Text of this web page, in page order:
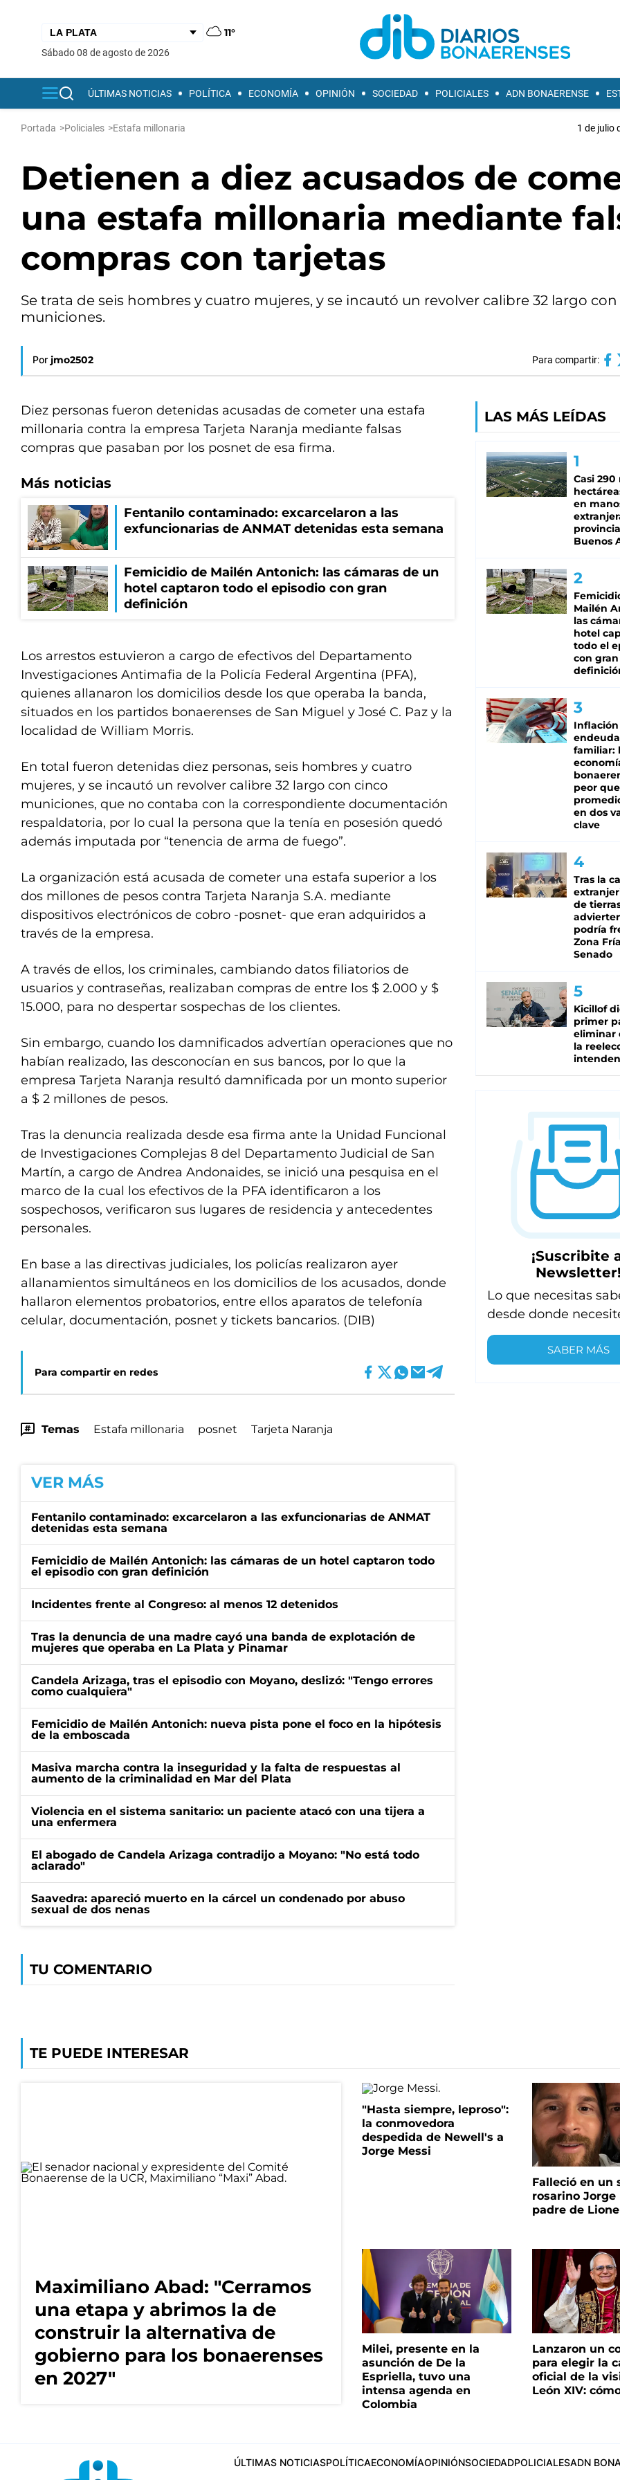
11°
sábado 08 de agosto de 2026
ÚLTIMAS NOTICIAS POLÍTICA ECONOMÍA OPINIÓN SOCIEDAD POLICIALES ADN BONAERENSE
Portada >Policiales >Estafa millonaria 1 de julio
Detienen a diez acusados de
una estafa millonaria mediante
compras con tarjetas
Se trata de seis hombres y cuatro mujeres, y se incautó un revolver calibre 32 largo
municiones.
Por jmo2502 Para compartir:
Diez personas fueron detenidas acusadas de cometer una estafa
millonaria contra la empresa Tarjeta Naranja mediante falsas
compras que pasaban por los posnet de esa firma.
Más noticias
Fentanilo contaminado: excarcelaron a las
exfuncionarias de ANMAT detenidas esta semana
Femicidio de Mailén Antonich: las cámaras de un
hotel captaron todo el episodio con gran
definición
Los arrestos estuvieron a cargo de efectivos del Departamento
Investigaciones Antimafia de la Policía Federal Argentina (PFA),
quienes allanaron los domicilios desde los que operaba la banda,
situados en los partidos bonaerenses de San Miguel y José C. Paz y la
localidad de William Morris.
En total fueron detenidas diez personas, seis hombres y cuatro
mujeres, y se incautó un revolver calibre 32 largo con cinco
municiones, que no contaba con la correspondiente documentación
respaldatoria, por lo cual la persona que la tenía en posesión quedó
además imputada por “tenencia de arma de fuego”.
La organización está acusada de cometer una estafa superior a los
dos millones de pesos contra Tarjeta Naranja S.A. mediante
dispositivos electrónicos de cobro -posnet- que eran adquiridos a
través de la empresa.
A través de ellos, los criminales, cambiando datos filiatorios de
usuarios y contraseñas, realizaban compras de entre los $ 2.000 y $
15.000, para no despertar sospechas de los clientes.
Sin embargo, cuando los damnificados advertían operaciones que no
habían realizado, las desconocían en sus bancos, por lo que la
empresa Tarjeta Naranja resultó damnificada por un monto superior
a $ 2 millones de pesos.
Tras la denuncia realizada desde esa firma ante la Unidad Funcional
de Investigaciones Complejas 8 del Departamento Judicial de San
Martín, a cargo de Andrea Andonaides, se inició una pesquisa en el
marco de la cual los efectivos de la PFA identificaron a los
sospechosos, verificaron sus lugares de residencia y antecedentes
personales.
En base a las directivas judiciales, los policías realizaron ayer
allanamientos simultáneos en los domicilios de los acusados, donde
hallaron elementos probatorios, entre ellos aparatos de telefonía
celular, documentación, posnet y tickets bancarios. (DIB)
Para compartir en redes
Temas Estafa millonaria posnet Tarjeta Naranja
VER MÁS
Fentanilo contaminado: excarcelaron a las exfuncionarias de ANMAT
detenidas esta semana
Femicidio de Mailén Antonich: las cámaras de un hotel captaron todo
el episodio con gran definición
Incidentes frente al Congreso: al menos 12 detenidos
Tras la denuncia de una madre cayó una banda de explotación de
mujeres que operaba en La Plata y Pinamar
Candela Arizaga, tras el episodio con Moyano, deslizó: "Tengo errores
como cualquiera"
Femicidio de Mailén Antonich: nueva pista pone el foco en la hipótesis
de la emboscada
Masiva marcha contra la inseguridad y la falta de respuestas al
aumento de la criminalidad en Mar del Plata
Violencia en el sistema sanitario: un paciente atacó con una tijera a
una enfermera
El abogado de Candela Arizaga contradijo a Moyano: "No está todo
aclarado"
Saavedra: apareció muerto en la cárcel un condenado por abuso
sexual de dos nenas
TU COMENTARIO
LAS MÁS LEÍDAS
Casi 290
en
Buenos
Mailén
las
hotel
todo el
con gran
Inflación
familiar:
peor
en dos
clave
Tras la
de
podría
Zona
Senado
Kicillof
primer
eliminar
la
¡Suscribite
Newsletter!
Lo que necesitas
desde donde
SABER MÁS
TE PUEDE INTERESAR
Maximiliano Abad: "Cerramos
una etapa y abrimos la de
construir la alternativa de
gobierno para los bonaerenses
en 2027"
"Hasta siempre, leproso":
la conmovedora
despedida de Newell's a
Jorge Messi
Falleció en un
rosarino Jorge
padre de
Milei, presente en la
asunción de De la
Espriella, tuvo una
intensa agenda en
Colombia
Lanzaron un
para elegir la
oficial de la
León XIV:
ÚLTIMAS NOTICIASPOLÍTICAECONOMÍAOPINIÓNSOCIEDADPOLICIALESADN